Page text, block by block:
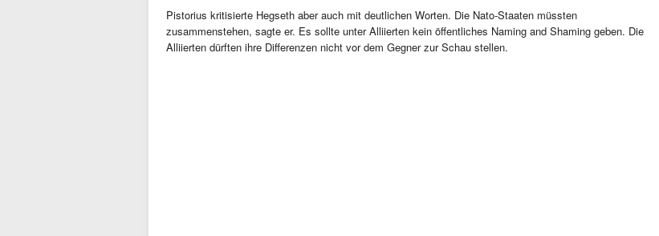
Pistorius kritisierte Hegseth aber auch mit deutlichen Worten. Die Nato-Staaten müssten
zusammenstehen, sagte er. Es sollte unter Alliierten kein öffentliches Naming and Shaming geben. Die
Alliierten dürften ihre Differenzen nicht vor dem Gegner zur Schau stellen.